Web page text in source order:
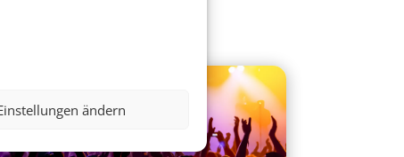
ändern